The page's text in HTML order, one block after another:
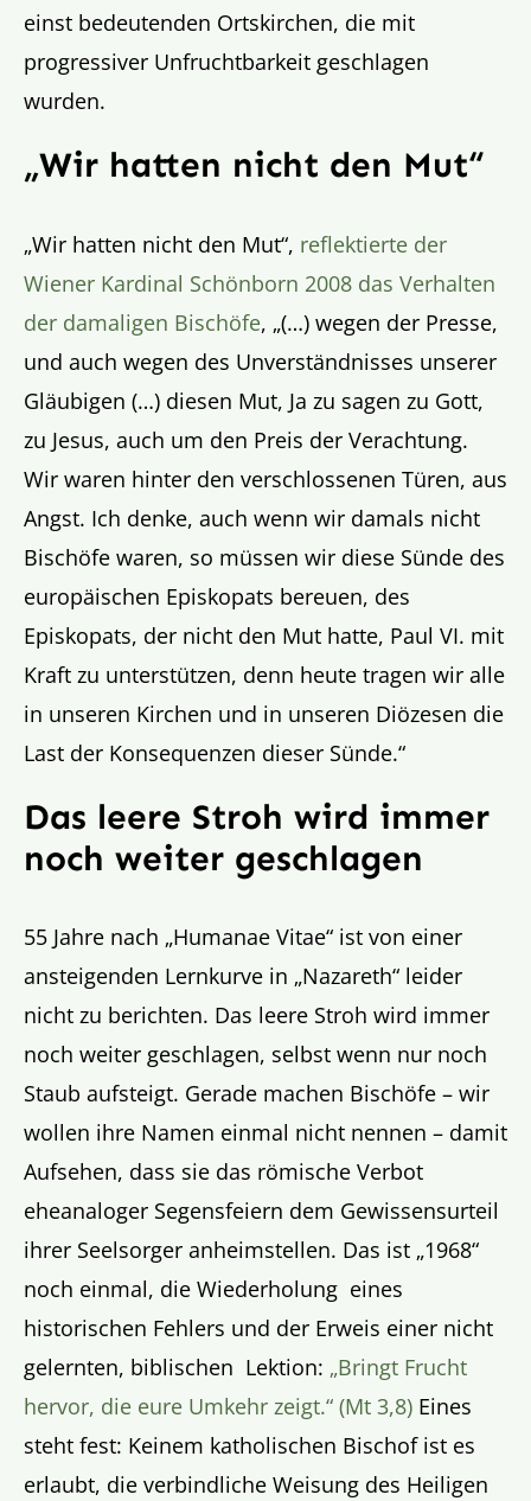
einst bedeutenden Ortskirchen, die mit
progressiver Unfruchtbarkeit geschlagen
wurden.
„Wir hatten nicht den Mut“
„Wir hatten nicht den Mut“, reflektierte der
Wiener Kardinal Schönborn 2008 das Verhalten
der damaligen Bischöfe, „(…) wegen der Presse,
und auch wegen des Unverständnisses unserer
Gläubigen (…) diesen Mut, Ja zu sagen zu Gott,
zu Jesus, auch um den Preis der Verachtung.
Wir waren hinter den verschlossenen Türen, aus
Angst. Ich denke, auch wenn wir damals nicht
Bischöfe waren, so müssen wir diese Sünde des
europäischen Episkopats bereuen, des
Episkopats, der nicht den Mut hatte, Paul VI. mit
Kraft zu unterstützen, denn heute tragen wir alle
in unseren Kirchen und in unseren Diözesen die
Last der Konsequenzen dieser Sünde.“
Das leere Stroh wird immer
noch weiter geschlagen
55 Jahre nach „Humanae Vitae“ ist von einer
ansteigenden Lernkurve in „Nazareth“ leider
nicht zu berichten. Das leere Stroh wird immer
noch weiter geschlagen, selbst wenn nur noch
Staub aufsteigt. Gerade machen Bischöfe – wir
wollen ihre Namen einmal nicht nennen – damit
Aufsehen, dass sie das römische Verbot
eheanaloger Segensfeiern dem Gewissensurteil
ihrer Seelsorger anheimstellen. Das ist „1968“
noch einmal, die Wiederholung eines
historischen Fehlers und der Erweis einer nicht
gelernten, biblischen Lektion: „Bringt Frucht
hervor, die eure Umkehr zeigt.“ (Mt 3,8) Eines
steht fest: Keinem katholischen Bischof ist es
erlaubt, die verbindliche Weisung des Heiligen